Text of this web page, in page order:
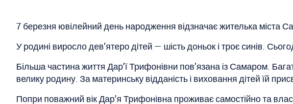
7 березня ювілейний день народження відзначає жителька міста
У родині виросло дев’ятеро дітей — шість доньок і троє синів.
Більша частина життя Дар’ї Трифонівни пов’язана із Самаром.
велику родину. За материнську відданість і виховання дітей їй
Попри поважний вік Дар’я Трифонівна проживає самостійно та